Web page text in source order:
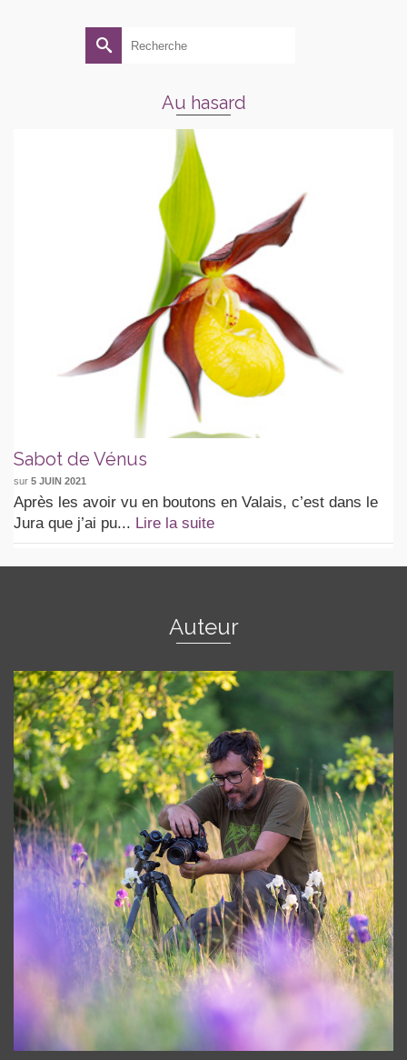
Rechercher :
Au hasard
Sabot de Vénus
sur 5 JUIN 2021
Après les avoir vu en boutons en Valais, c’est dans le
Jura que j’ai pu... Lire la suite
Auteur